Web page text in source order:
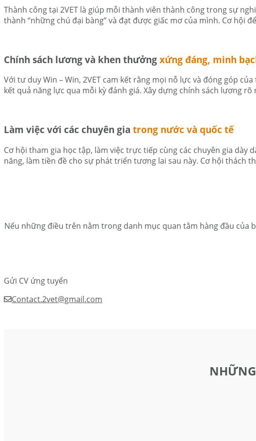
Thành công tại 2VET là giúp mỗi thành viên thành công trong sự
thành “những chú đại bàng” và đạt được giấc mơ của mình. Cơ hội
Chính sách lương và khen thưởng xứng đáng, minh
Với tư duy Win – Win, 2VET cam kết rằng mọi nỗ lực và đóng góp
kết quả năng lực qua mỗi kỳ đánh giá. Xây dựng chính sách lương
Làm việc với các chuyên gia trong nước và quốc tế
Cơ hội tham gia học tập, làm việc trực tiếp cùng các chuyên gia
năng, làm tiền đề cho sự phát triển tương lai sau này. Cơ hội thách
Nếu những điều trên nằm trong danh mục quan tâm hàng đầu
Gửi CV ứng tuyển
Contact.2vet@gmail.com